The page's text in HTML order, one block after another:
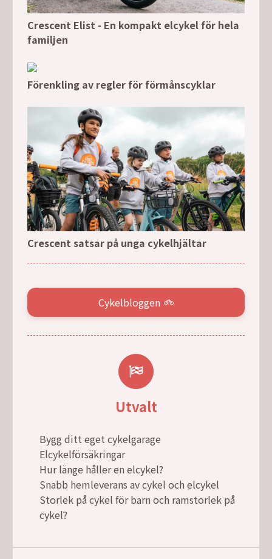
Crescent Elist - En kompakt elcykel för hela
familjen
Förenkling av regler för förmånscyklar
Crescent satsar på unga cykelhjältar
Cykelbloggen
Utvalt
Bygg ditt eget cykelgarage
Elcykelförsäkringar
Hur länge håller en elcykel?
Snabb hemleverans av cykel och elcykel
Storlek på cykel för barn och ramstorlek på
cykel?